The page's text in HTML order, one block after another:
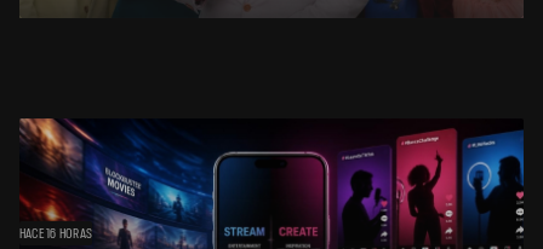
HACE 16 HORAS